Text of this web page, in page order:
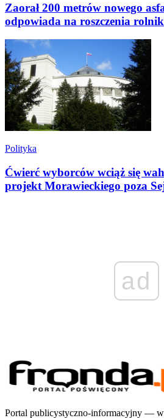
Zaorał 200 metrów nowego
odpowiada na roszczenia
Polityka
Ćwierć wyborców wciąż się
projekt Morawieckiego poza
ad
Portal publicystyczno-informacyjny —